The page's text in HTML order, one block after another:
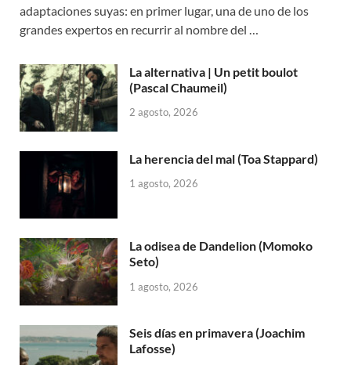
adaptaciones suyas: en primer lugar, una de uno de los
grandes expertos en recurrir al nombre del …
La alternativa | Un petit boulot
(Pascal Chaumeil)
2 agosto, 2026
La herencia del mal (Toa Stappard)
1 agosto, 2026
La odisea de Dandelion (Momoko
Seto)
1 agosto, 2026
Seis días en primavera (Joachim
Lafosse)